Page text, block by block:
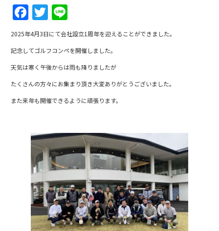
F
a
c
e
b
o
o
T
w
itt
er
n
e
2025年4月3日にて会社設立1周年を迎えることができました。
記念してゴルフコンペを開催しました。
天気は寒く午後からは雨も降りましたが
たくさんの方々にお集まり頂き大変ありがとうございました。
また来年も開催できるように頑張ります。